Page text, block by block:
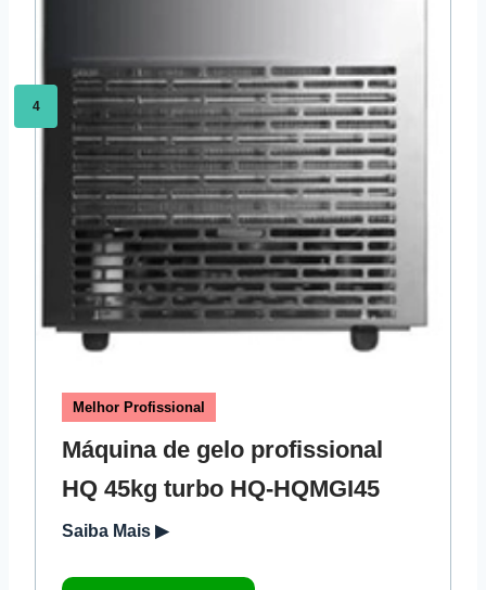
4
Melhor Profissional
Máquina de gelo profissional
HQ 45kg turbo HQ-HQMGI45
Saiba Mais ▶